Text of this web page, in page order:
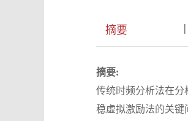
摘要 ||
摘要:
传统时频分析法在分
稳虚拟激励法的关键